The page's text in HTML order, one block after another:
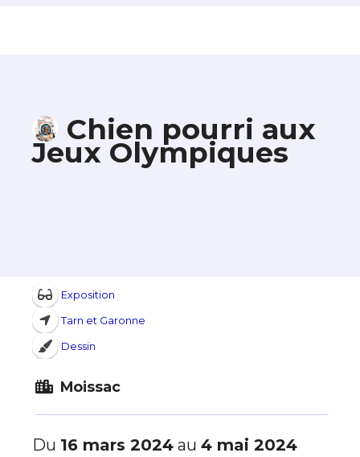
Chien pourri aux
Jeux Olympiques
Exposition
Tarn et Garonne
Dessin
Moissac
Du 16 mars 2024 au 4 mai 2024